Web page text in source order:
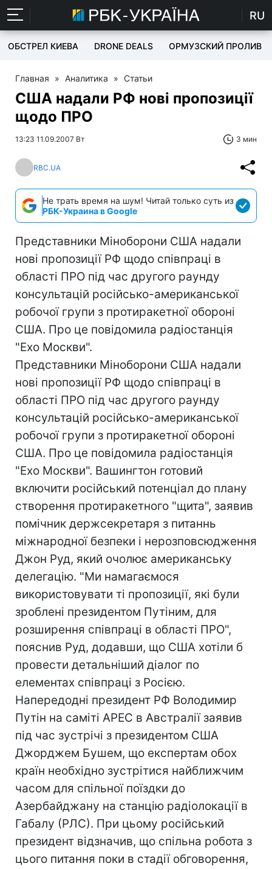
RU
ОБСТРЕЛ КИЕВА DRONE DEALS ОРМУЗСКИЙ ПРОЛИВ
Главная » Аналитика » Статьи
США надали РФ нові пропозиції
щодо ПРО
13:23 11.09.2007 Вт 3 мин
RBC.UA
Не трать время на шум! Читай только суть из
РБК-Украина в Google
Представники Міноборони США надали
нові пропозиції РФ щодо співпраці в
області ПРО під час другого раунду
консультацій російсько-американської
робочої групи з протиракетної обороні
США. Про це повідомила радіостанція
"Ехо Москви".
Представники Міноборони США надали
нові пропозиції РФ щодо співпраці в
області ПРО під час другого раунду
консультацій російсько-американської
робочої групи з протиракетної обороні
США. Про це повідомила радіостанція
"Ехо Москви". Вашингтон готовий
включити російський потенціал до плану
створення протиракетного "щита", заявив
помічник держсекретаря з питаннь
міжнародної безпеки і нерозповсюдження
Джон Руд, який очолює американську
делегацію. "Ми намагаємося
використовувати ті пропозиції, які були
зроблені президентом Путіним, для
розширення співпраці в області ПРО",
пояснив Руд, додавши, що США хотіли б
провести детальніший діалог по
елементах співпраці з Росією.
Напередодні президент РФ Володимир
Путін на саміті APEC в Австралії заявив
під час зустрічі з президентом США
Джорджем Бушем, що експертам обох
країн необхідно зустрітися найближчим
часом для спільної поїздки до
Азербайджану на станцію радіолокації в
Габалу (РЛС). При цьому російський
президент відзначив, що спільна робота з
цього питання поки в стадії обговорення,